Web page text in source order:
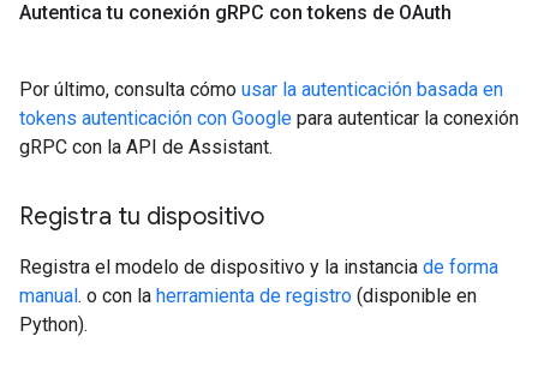
Autentica tu conexión gRPC con tokens de OAuth
Por último, consulta cómo usar la autenticación basada en
tokens autenticación con Google para autenticar la conexión
gRPC con la API de Assistant.
Registra tu dispositivo
Registra el modelo de dispositivo y la instancia de forma
manual. o con la herramienta de registro (disponible en
Python).